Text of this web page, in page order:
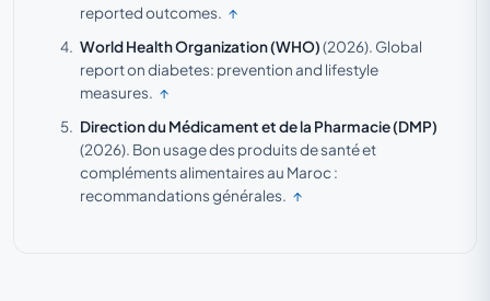
reported outcomes. ↑
World Health Organization (WHO)(2026). Global
report on diabetes: prevention and lifestyle
measures. ↑
Direction du Médicament et de la Pharmacie (DMP)
(2026). Bon usage des produits de santé et
compléments alimentaires au Maroc :
recommandations générales. ↑